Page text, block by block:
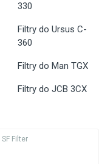
330
Filtry do Ursus C-
360
Filtry do Man TGX
Filtry do JCB 3CX
SF Filter